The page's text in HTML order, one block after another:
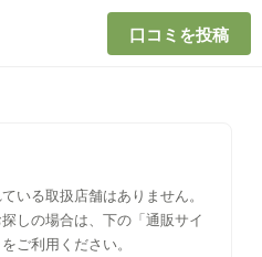
口コミを投稿
いる取扱店舗はありません。
しの場合は、下の「通販サイ
ご利用ください。